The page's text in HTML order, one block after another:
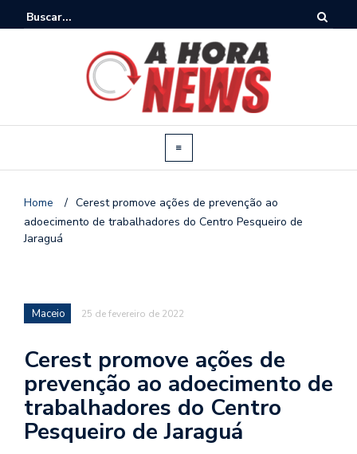
Home / Cerest promove ações de prevenção ao
adoecimento de trabalhadores do Centro Pesqueiro de
Jaraguá
Maceio 25 de fevereiro de 2022
Cerest promove ações de
prevenção ao adoecimento de
trabalhadores do Centro
Pesqueiro de Jaraguá